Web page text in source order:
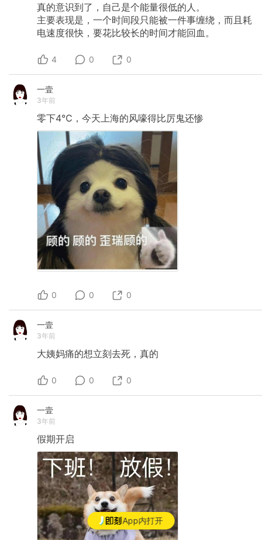
App内打开
真的意识到了，自己是个能量很低的人。
主要表现是，一个时间段只能被一件事缠绕，而且耗
电速度很快，要花比较长的时间才能回血。
4 0 0
一壹
3年前
零下4℃，今天上海的风嚎得比厉鬼还惨
0 0 0
一壹
3年前
大姨妈痛的想立刻去死，真的
0 0 0
一壹
3年前
假期开启